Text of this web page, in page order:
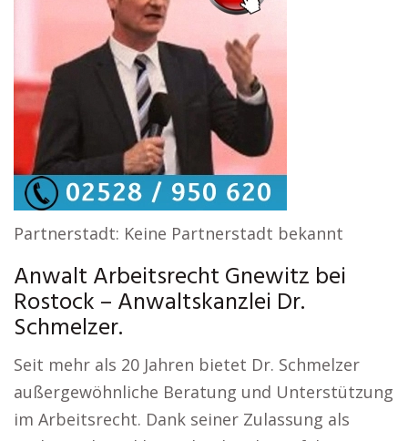
Partnerstadt: Keine Partnerstadt bekannt
Anwalt Arbeitsrecht Gnewitz bei
Rostock – Anwaltskanzlei Dr.
Schmelzer.
Seit mehr als 20 Jahren bietet Dr. Schmelzer
außergewöhnliche Beratung und Unterstützung
im Arbeitsrecht. Dank seiner Zulassung als